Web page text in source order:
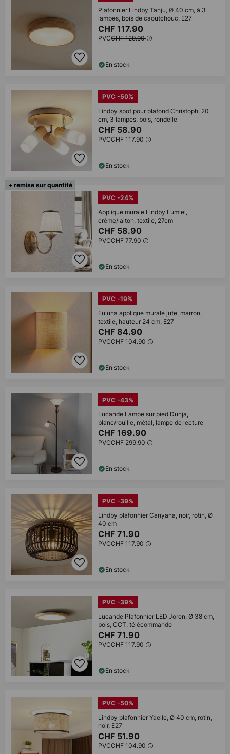
Plafonnier Lindby Tanju, Ø 40 cm, à 3
lampes, bois de caoutchouc, E27
CHF 117.90
PVCCHF 129.90
En stock
PVC -50%
Lindby spot pour plafond Christoph, 20
cm, 3 lampes, bois, rondelle
CHF 58.90
PVCCHF 117.90
En stock
+ remise sur quantité
PVC -24%
Applique murale Lindby Lumiel,
crème/laiton, textile, 27cm
CHF 58.90
PVCCHF 77.90
En stock
PVC -19%
Euluna applique murale jute, marron,
textile, hauteur 24 cm, E27
CHF 84.90
PVCCHF 104.90
En stock
PVC -43%
Lucande Lampe sur pied Dunja,
blanc/rouille, métal, lampe de lecture
CHF 169.90
PVCCHF 299.90
En stock
PVC -39%
Lindby plafonnier Canyana, noir, rotin, Ø
40 cm
CHF 71.90
PVCCHF 117.90
En stock
PVC -39%
Lucande Plafonnier LED Joren, Ø 38 cm,
bois, CCT, télécommande
CHF 71.90
PVCCHF 117.90
En stock
PVC -50%
Lindby plafonnier Yaelle, Ø 40 cm, rotin,
noir, E27
CHF 51.90
PVCCHF 104.90